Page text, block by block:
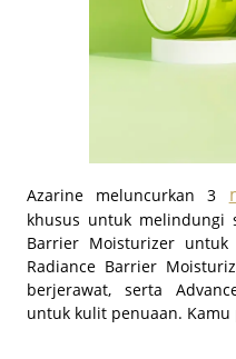
Azarine meluncurkan 3
khusus untuk melindungi
Barrier Moisturizer
Radiance Barrier
berjerawat, serta
untuk kulit penuaan. Kamu